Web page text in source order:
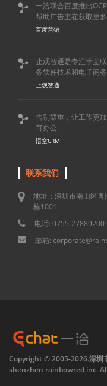

一洽联合百度推出
帮助广告主在获取更
百度营销

止观智通是专注于互
务软件技术和电子商
止观智通

告别繁重，让工作更
可办公
悟空CRM
联系我们
地址：深圳市南山区
栋1001
电话: 0755-27889200
邮箱:
Copyright © 2005-2026.深圳
shenzhen rainbowred inc.